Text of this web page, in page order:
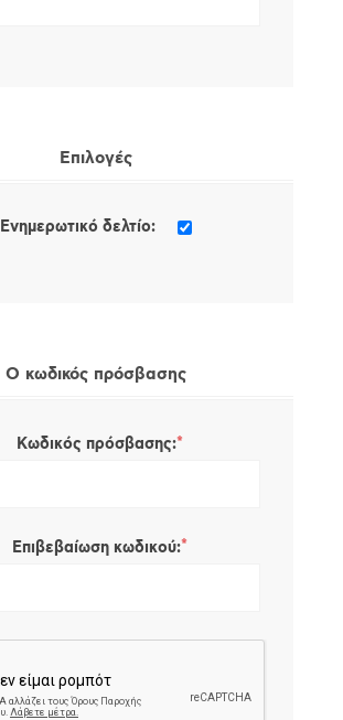
Επιλογές
Ενημερωτικό δελτίο:
Ο κωδικός πρόσβασης
Κωδικός πρόσβασης:*
Επιβεβαίωση κωδικού:*